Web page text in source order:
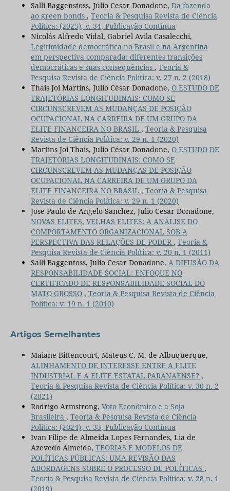
Salli Baggenstoss, Júlio Cesar Donadone, Da fazenda
ao green bonds , Teoria & Pesquisa Revista de Ciência
Política: (2025), v. 34, Publicação Contínua
Nicolás Alfredo Vidal, Gabriel Avila Casalecchi,
Legitimidade democrática no Brasil e na Argentina
em perspectiva comparada: diferentes transições
democráticas e suas consequências , Teoria &
Pesquisa Revista de Ciência Política: v. 27 n. 2 (2018)
Thais Joi Martins, Julio César Donadone, O ESTUDO DE
TRAJETÓRIAS LONGITUDINAIS: COMO SE
CIRCUNSCREVEM AS MUDANÇAS DE POSIÇÃO
OCUPACIONAL NA CARREIRA DE UM GRUPO DA
ELITE FINANCEIRA NO BRASIL , Teoria & Pesquisa
Revista de Ciência Política: v. 29 n. 1 (2020)
Martins Joi Thais, Julio César Donadone, O ESTUDO DE
TRAJETÓRIAS LONGITUDINAIS: COMO SE
CIRCUNSCREVEM AS MUDANÇAS DE POSIÇÃO
OCUPACIONAL NA CARREIRA DE UM GRUPO DA
ELITE FINANCEIRA NO BRASIL , Teoria & Pesquisa
Revista de Ciência Política: v. 29 n. 1 (2020)
Jose Paulo de Angelo Sanchez, Julio Cesar Donadone,
NOVAS ELITES, VELHAS ELITES: A ANÁLISE DO
COMPORTAMENTO ORGANIZACIONAL SOB A
PERSPECTIVA DAS RELAÇÕES DE PODER , Teoria &
Pesquisa Revista de Ciência Política: v. 20 n. 1 (2011)
Salli Baggentoss, Julio Cesar Donadone, A DIFUSÃO DA
RESPONSABILIDADE SOCIAL: ENFOQUE NO
CERTIFICADO DE RESPONSABILIDADE SOCIAL DO
MATO GROSSO , Teoria & Pesquisa Revista de Ciência
Política: v. 19 n. 1 (2010)
Artigos Semelhantes
Maiane Bittencourt, Mateus C. M. de Albuquerque,
ALINHAMENTO DE INTERESSE ENTRE A ELITE
INDUSTRIAL E A ELITE ESTATAL PARANAENSE? ,
Teoria & Pesquisa Revista de Ciência Política: v. 30 n. 2
(2021)
Rodrigo Armstrong, Voto Econômico e a Soja
Brasileira , Teoria & Pesquisa Revista de Ciência
Política: (2024), v. 33, Publicação Contínua
Ivan Filipe de Almeida Lopes Fernandes, Lia de
Azevedo Almeida, TEORIAS E MODELOS DE
POLÍTICAS PÚBLICAS: UMA REVISÃO DAS
ABORDAGENS SOBRE O PROCESSO DE POLÍTICAS ,
Teoria & Pesquisa Revista de Ciência Política: v. 28 n. 1
(2019)